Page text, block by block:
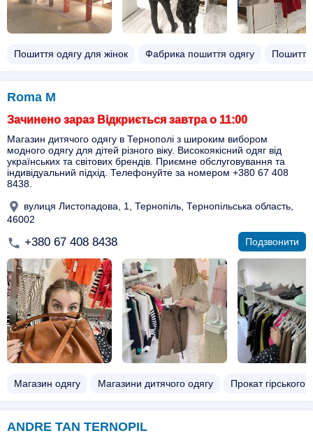
Пошиття одягу для жінок Фабрика пошиття одягу Пошиття
Roma M
Зачинено зараз Відкриється завтра о 11:00
Магазин дитячого одягу в Тернополі з широким вибором
модного одягу для дітей різного віку. Високоякісний одяг від
українських та світових брендів. Приємне обслуговування та
індивідуальний підхід. Телефонуйте за номером +380 67 408
8438.
вулиця Листопадова, 1, Тернопіль, Тернопільська область,
46002
+380 67 408 8438 Подзвонити
Магазин одягу Магазини дитячого одягу Прокат гірського
ANDRE TAN TERNOPIL